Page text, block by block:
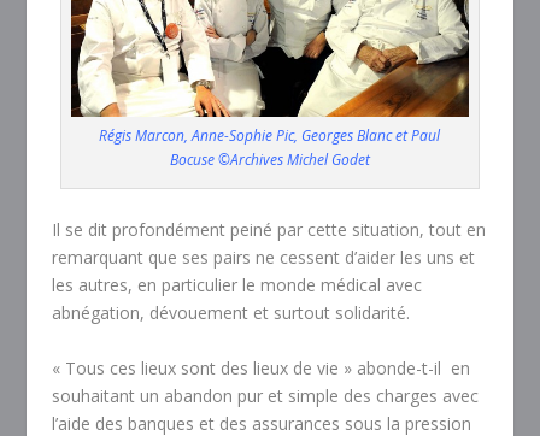
Régis Marcon, Anne-Sophie Pic, Georges Blanc et Paul
Bocuse ©Archives Michel Godet
Il se dit profondément peiné par cette situation, tout en
remarquant que ses pairs ne cessent d’aider les uns et
les autres, en particulier le monde médical avec
abnégation, dévouement et surtout solidarité.
« Tous ces lieux sont des lieux de vie » abonde-t-il en
souhaitant un abandon pur et simple des charges avec
l’aide des banques et des assurances sous la pression